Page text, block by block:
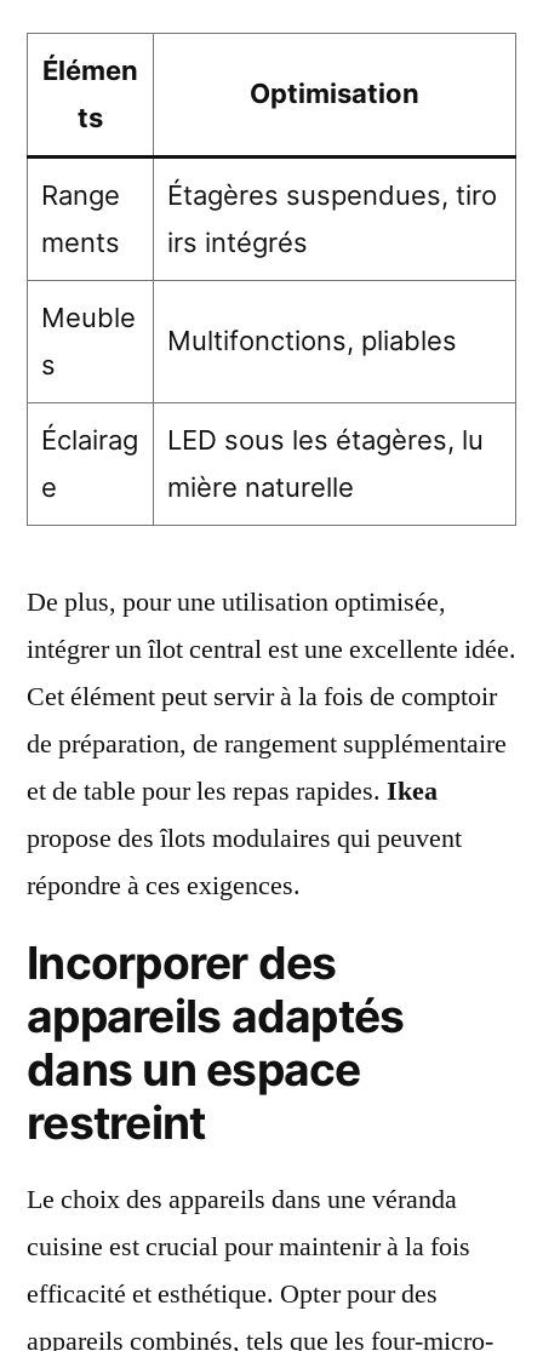
Élémen
ts
Optimisation
Range
ments
Étagères suspendues, tiro
irs intégrés
Meuble
s
Multifonctions, pliables
Éclairag
e
LED sous les étagères, lu
mière naturelle
De plus, pour une utilisation optimisée,
intégrer un îlot central est une excellente idée.
Cet élément peut servir à la fois de comptoir
de préparation, de rangement supplémentaire
et de table pour les repas rapides. Ikea
propose des îlots modulaires qui peuvent
répondre à ces exigences.
Incorporer des
appareils adaptés
dans un espace
restreint
Le choix des appareils dans une véranda
cuisine est crucial pour maintenir à la fois
efficacité et esthétique. Opter pour des
appareils combinés, tels que les four-micro-